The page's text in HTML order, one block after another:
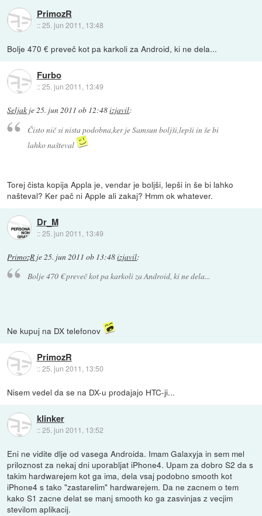
PrimozR
::25. jun 2011, 13:48
Bolje 470 € preveč kot pa karkoli za Android, ki ne dela...
Furbo
::25. jun 2011, 13:49
Seljak je25. jun 2011 ob 12:48izjavil:
Čisto nič si nista podobna,ker je Samsun boljši,lepši in še bi
lahko našteval
Torej čista kopija Appla je, vendar je boljši, lepši in še bi lahko
našteval? Ker pač ni Apple ali zakaj? Hmm ok whatever.
Dr_M
::25. jun 2011, 13:49
PrimozR je 25. jun 2011 ob 13:48izjavil:
Bolje 470 € preveč kot pa karkoli za Android, ki ne dela...
Ne kupuj na DX telefonov
PrimozR
::25. jun 2011, 13:50
Nisem vedel da se na DX-u prodajajo HTC-ji...
klinker
::25. jun 2011, 13:52
Eni ne vidite dlje od vasega Androida. Imam Galaxyja in sem mel
priloznost za nekaj dni uporabljat iPhone4. Upam za dobro S2 da s
takim hardwarejem kot ga ima, dela vsaj podobno smooth kot
iPhone4 s tako "zastarelim" hardwarejem. Da ne zacnem o tem
kako S1 zacne delat se manj smooth ko ga zasvinjas z vecjim
stevilom aplikacij.